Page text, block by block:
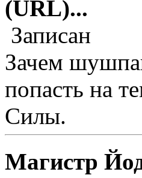
(URL)...
Записан
Зачем
попасть на
Силы.
Магистр